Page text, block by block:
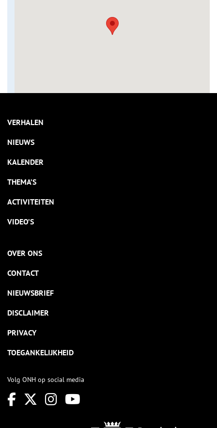
VERHALEN
NIEUWS
KALENDER
THEMA’S
ACTIVITEITEN
VIDEO’S
OVER ONS
CONTACT
NIEUWSBRIEF
DISCLAIMER
PRIVACY
TOEGANKELIJKHEID
Volg ONH op social media